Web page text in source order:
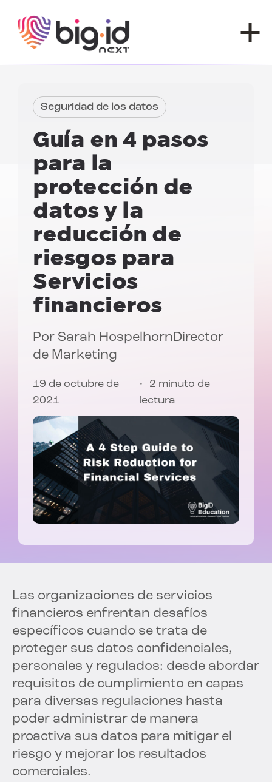
Seguridad de los datos
Guía en 4 pasos
para la
protección de
datos y la
reducción de
riesgos para
Servicios
financieros
Por Sarah HospelhornDirector
de Marketing
19 de octubre de
2021
2 minuto de
lectura
Las organizaciones de servicios
financieros enfrentan desafíos
específicos cuando se trata de
proteger sus datos confidenciales,
personales y regulados: desde abordar
requisitos de cumplimiento en capas
para diversas regulaciones hasta
poder administrar de manera
proactiva sus datos para mitigar el
riesgo y mejorar los resultados
comerciales.